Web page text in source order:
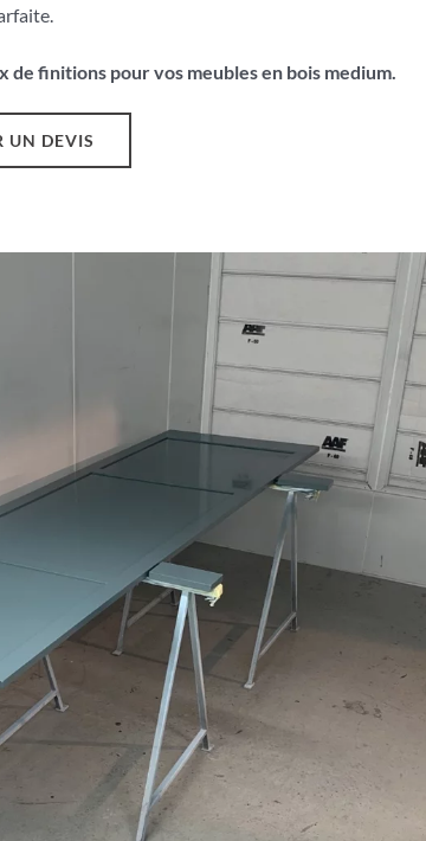
de finitions pour vos meubles en bois medium.
UN DEVIS